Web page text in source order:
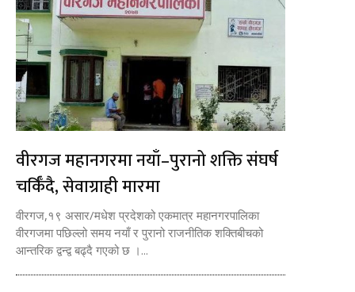
वीरगज महानगरमा नयाँ–पुरानो शक्ति संघर्ष
चर्किँदै, सेवाग्राही मारमा
वीरगज,१९ असार/मधेश प्रदेशको एकमात्र महानगरपालिका
वीरगजमा पछिल्लो समय नयाँ र पुरानो राजनीतिक शक्तिबीचको
आन्तरिक द्वन्द्व बढ्दै गएको छ ।...